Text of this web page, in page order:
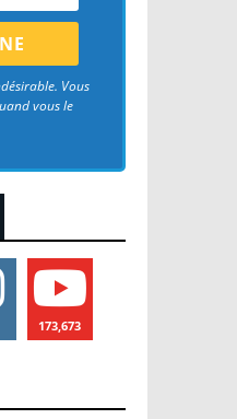
modèles de la marque
Vous
vous le
173,673